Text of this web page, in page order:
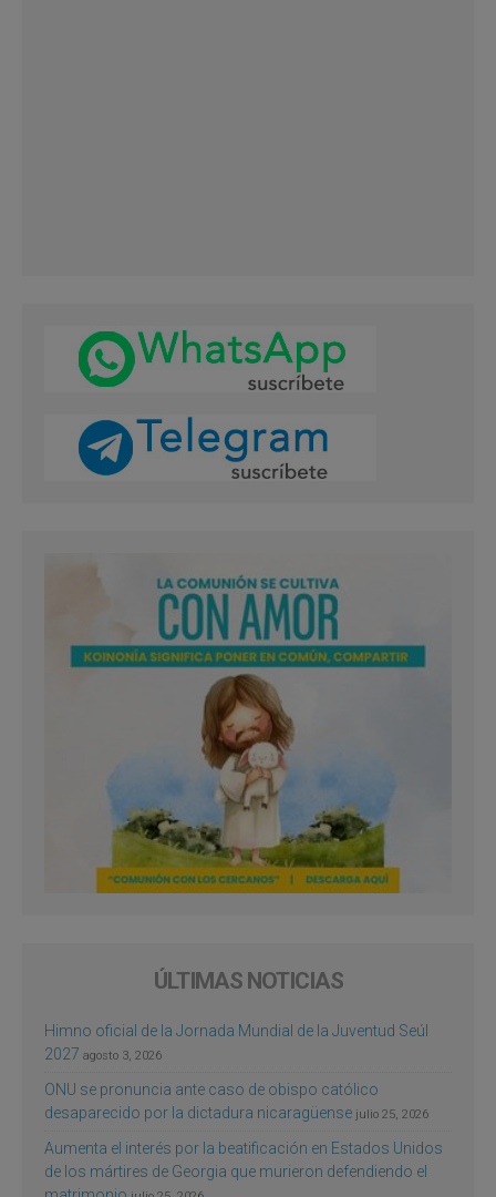
ÚLTIMAS NOTICIAS
Himno oficial de la Jornada Mundial de la Juventud Seúl
2027 agosto 3, 2026
ONU se pronuncia ante caso de obispo católico
desaparecido por la dictadura nicaragüense julio 25, 2026
Aumenta el interés por la beatificación en Estados Unidos
de los mártires de Georgia que murieron defendiendo el